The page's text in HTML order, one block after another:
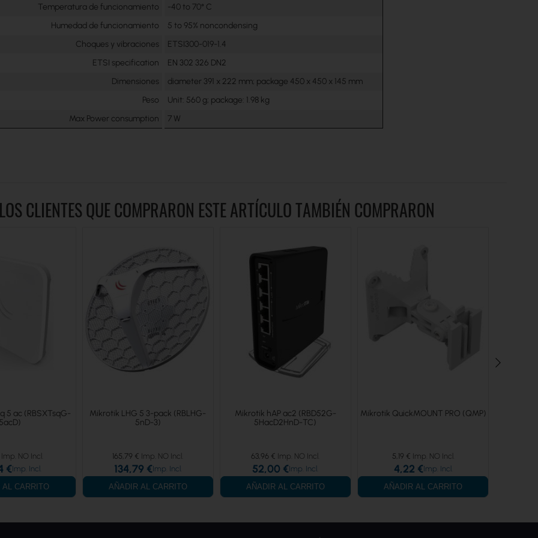
Temperatura de funcionamiento
-40 to 70° C
Humedad de funcionamiento
5 to 95% noncondensing
Choques y vibraciones
ETSI300-019-1.4
ETSI specification
EN 302 326 DN2
Dimensiones
diameter 391 x 222 mm; package 450 x 450 x 145 mm
Peso
Unit: 560 g; package: 1.98 kg
Max Power consumption
7 W
LOS CLIENTES QUE COMPRARON ESTE ARTÍCULO TAMBIÉN COMPRARON
5 ac (RBSXTsqG-
5acD)
€
AL CARRITO
Mikrotik LHG 5 3-pack (RBLHG-
5nD-3)
165,79 €
134,79 €
AÑADIR AL CARRITO
Mikrotik hAP ac2 (RBD52G-
5HacD2HnD-TC)
63,96 €
52,00 €
AÑADIR AL CARRITO
Mikrotik QuickMOUNT PRO (QMP)
5,19 €
4,22 €
AÑADIR AL CARRITO